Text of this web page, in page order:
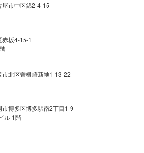
市中区錦2-4-15
赤坂4-15-1
北区曽根崎新地1-13-22
博多区博多駅南2丁目1-9
ル 1階